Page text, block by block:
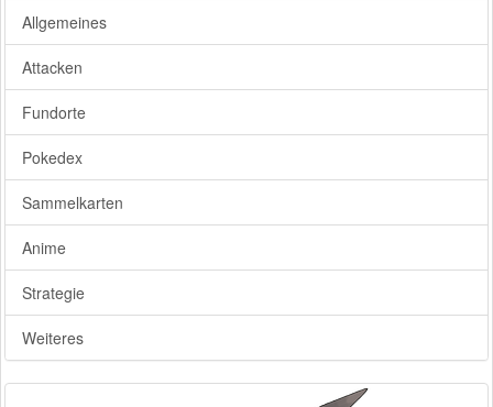
Allgemeines
Attacken
Fundorte
Pokedex
Sammelkarten
Anime
Strategie
Weiteres